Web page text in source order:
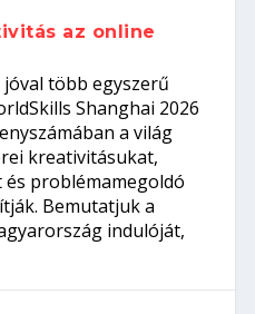
az online
több egyszerű
Shanghai 2026
a világ
kreativitásukat,
problémamegoldó
Bemutatjuk a
indulóját,